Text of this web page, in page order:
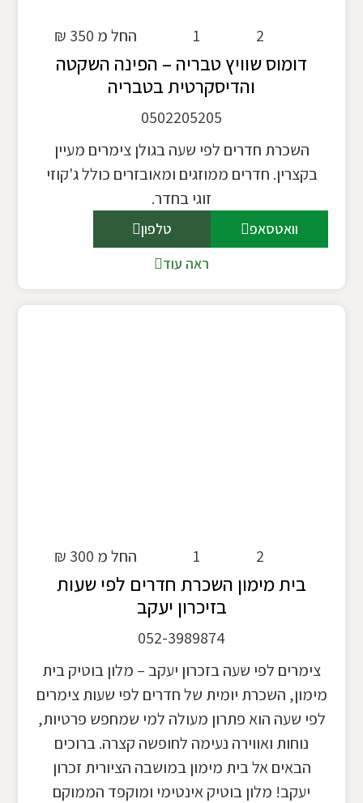
החל מ 350 ₪ 1 2
דומוס שוויץ טבריה – הפינה השקטה
והדיסקרטית בטבריה
0502205205
השכרת חדרים לפי שעה בגולן צימרים מעיין
בקצרין. חדרים ממוזגים ומאובזרים כולל ג'קוזי
זוגי בחדר.
וואטסאפ
טלפון
ראה עוד
החל מ 300 ₪ 1 2
בית מימון השכרת חדרים לפי שעות
בזיכרון יעקב
052-3989874
צימרים לפי שעה בזכרון יעקב – מלון בוטיק בית
מימון, השכרת יומית של חדרים לפי שעות צימרים
לפי שעה הוא פתרון מעולה למי שמחפש פרטיות,
נוחות ואווירה נעימה לחופשה קצרה. ברוכים
הבאים אל בית מימון במושבה הציורית זכרון
יעקב! מלון בוטיק אינטימי ומוקפד הממוקם